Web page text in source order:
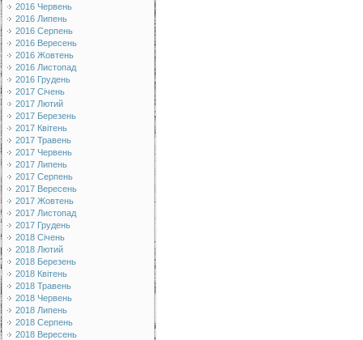
2016 Червень
2016 Липень
2016 Серпень
2016 Вересень
2016 Жовтень
2016 Листопад
2016 Грудень
2017 Січень
2017 Лютий
2017 Березень
2017 Квітень
2017 Травень
2017 Червень
2017 Липень
2017 Серпень
2017 Вересень
2017 Жовтень
2017 Листопад
2017 Грудень
2018 Січень
2018 Лютий
2018 Березень
2018 Квітень
2018 Травень
2018 Червень
2018 Липень
2018 Серпень
2018 Вересень